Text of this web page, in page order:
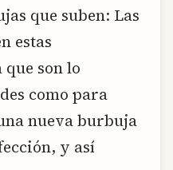
que suben: Las
estas
son lo
como para
nueva burbuja
y así